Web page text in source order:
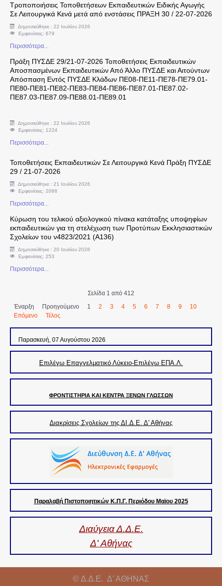
Νομοθεσία - Εγκύκλιοι
Ειδική Αγωγή
Εκδρομές Σχολείων
Νομοθεσία
Έτυπα Αιτήσεων
Προκηρύξεις
Εκπαιδευτική Νομοθεσία
Υποτροφίες
Βιβλία
Εργαστήρια Δεξιοτήτων
Οδηγίες Μαθημάτων
ΜΑΘΗΤΕΙΑ-ΕΠΑΛ
Ελληνομάθεια
Εξ αποστάσεως εκπαίδευση
Xαρακτηρισμόs δημοσίων σχολείων ως
Διακρίσεις Σχολείων ΔΙ.Δ.Ε. Δ' Αθήνας
Διακρίσεις Σχολείων Μοσχάτου
Διακρίσεις Σχολείων Ταύρου
Διακρίσεις Σχολείων Αλίμου
Διακρίσεις Σχολείων Ελληνικού
Διακρίσεις Σχολείων Αργυρούπολης
Διακρίσεις Σχολείων Γλυφάδας
Τροποποιήσεις Τοποθετήσεων Εκπαιδευτικών Ειδικής Αγωγής
Σε Λειτουργικά Κενά μετά από ενστάσεις ΠΡΑΞΗ 30 / 22-07-2026
Δημοσιεύθηκε : 22 Ιουλίου 2026
Εμφανίσεις: 679
Περισσότερα...
Πράξη ΠΥΣΔΕ 29/21-07-2026 Τοποθετήσεις Εκπαιδευτικών
Αποσπασμένων Εκπαιδευτικών Από Άλλο ΠΥΣΔΕ και Αιτούντων
Απόσπαση Εντός ΠΥΣΔΕ Κλάδων ΠΕ08-ΠΕ11-ΠΕ78-ΠΕ79.01-
ΠΕ80-ΠΕ81-ΠΕ82-ΠΕ83-ΠΕ84-ΠΕ86-ΠΕ87.01-ΠΕ87.02-
ΠΕ87.03-ΠΕ87.09-ΠΕ88.01-ΠΕ89.01
Δημοσιεύθηκε : 22 Ιουλίου 2026
Εμφανίσεις: 1224
Περισσότερα...
Τοποθετήσεις Εκπαιδευτικών Σε Λειτουργικά Κενά Πράξη ΠΥΣΔΕ
29 / 21-07-2026
Δημοσιεύθηκε : 21 Ιουλίου 2026
Εμφανίσεις: 2066
Περισσότερα...
Κύρωση του τελικού αξιολογικού πίνακα κατάταξης υποψηφίων
εκπαιδευτικών για τη στελέχωση των Προτύπων Εκκλησιαστικών
Σχολείων του ν4823/2021 (Α136)
Δημοσιεύθηκε : 20 Ιουλίου 2026
Εμφανίσεις: 253
Περισσότερα...
Σελίδα 1 από 412
Έναρξη
Προηγούμενο 1 2 3 4 5 6 7 8 9
10
Επόμενο
Τέλος
Παρασκευή, 07 Αυγούστου 2026
Επιλέγω Επαγγελματικό Λύκειο-Επιλέγω ΕΠΑ.Λ.
ΦΡΟΝΤΙΣΤΗΡΙΑ ΚΑΙ ΚΕΝΤΡΑ ΞΕΝΩΝ ΓΛΩΣΣΩΝ
Διακρίσεις Σχολείων της ΔΙ.Δ.Ε. Δ' Αθήνας
Παραλαβή Πιστοποιητικών Κ.Π.Γ. Περιόδου Μαϊου 2025
Διαύγεια Δ.Δ.Ε.
Δ' Αθήνας
© Δ.Δ.Ε. Δ' ΑΘΗΝΑΣ